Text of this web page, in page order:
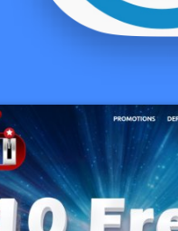
kann, kaukasisch